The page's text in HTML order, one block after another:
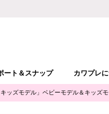
ート＆スナップ カワプレ
ッズモデル」ベビーモデル＆キッズ